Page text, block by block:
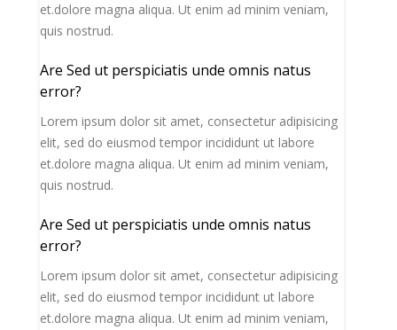
et.dolore magna aliqua. Ut enim ad minim veniam,
quis nostrud.
Are Sed ut perspiciatis unde omnis natus
error?
Lorem ipsum dolor sit amet, consectetur adipisicing
elit, sed do eiusmod tempor incididunt ut labore
et.dolore magna aliqua. Ut enim ad minim veniam,
quis nostrud.
Are Sed ut perspiciatis unde omnis natus
error?
Lorem ipsum dolor sit amet, consectetur adipisicing
elit, sed do eiusmod tempor incididunt ut labore
et.dolore magna aliqua. Ut enim ad minim veniam,